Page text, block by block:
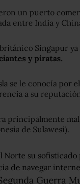
un puerto
entre India y
Singapur
y piratas.
se le conocía por
a su
principalmente
de Sulawesi).
Norte su
de navegar
Guerra